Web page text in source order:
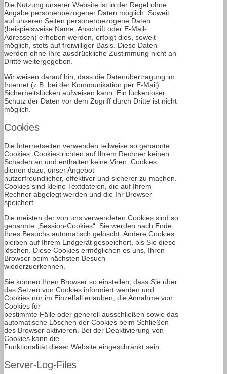
Die Nutzung unserer Website ist in der Regel ohne
Angabe personenbezogener Daten möglich. Soweit
auf unseren Seiten personenbezogene Daten
(beispielsweise Name, Anschrift oder E-Mail-
Adressen) erhoben werden, erfolgt dies, soweit
möglich, stets auf freiwilliger Basis. Diese Daten
werden ohne Ihre ausdrückliche Zustimmung nicht an
Dritte weitergegeben.
Wir weisen darauf hin, dass die Datenübertragung im
Internet (z.B. bei der Kommunikation per E-Mail)
Sicherheitslücken aufweisen kann. Ein lückenloser
Schutz der Daten vor dem Zugriff durch Dritte ist nicht
möglich.
Cookies
Die Internetseiten verwenden teilweise so genannte
Cookies. Cookies richten auf Ihrem Rechner keinen
Schaden an und enthalten keine Viren. Cookies
dienen dazu, unser Angebot
nutzerfreundlicher, effektiver und sicherer zu machen.
Cookies sind kleine Textdateien, die auf Ihrem
Rechner abgelegt werden und die Ihr Browser
speichert.
Die meisten der von uns verwendeten Cookies sind so
genannte „Session-Cookies“. Sie werden nach Ende
Ihres Besuchs automatisch gelöscht. Andere Cookies
bleiben auf Ihrem Endgerät gespeichert, bis Sie diese
löschen. Diese Cookies ermöglichen es uns, Ihren
Browser beim nächsten Besuch
wiederzuerkennen.
Sie können Ihren Browser so einstellen, dass Sie über
das Setzen von Cookies informiert werden und
Cookies nur im Einzelfall erlauben, die Annahme von
Cookies für
bestimmte Fälle oder generell ausschließen sowie das
automatische Löschen der Cookies beim Schließen
des Browser aktivieren. Bei der Deaktivierung von
Cookies kann die
Funktionalität dieser Website eingeschränkt sein.
Server-Log-Files